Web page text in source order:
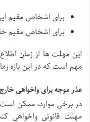
برای اشخاص مقیم ایران:
برای اشخاص مقیم خارج
این مهلت ها از زمان
مهم است که در این بازه
عذر موجه برای واخواهی
در برخی موارد، ممکن